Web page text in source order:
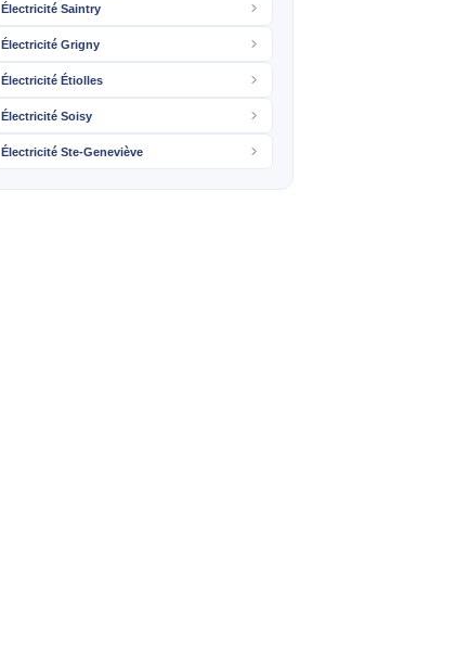
Électricité Saintry
Électricité Grigny
Électricité Étiolles
Électricité Soisy
Électricité Ste-Geneviève